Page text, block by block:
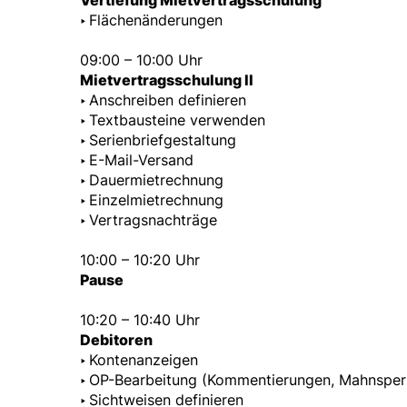
‣ Flächenänderungen
09:00 – 10:00 Uhr
Mietvertragsschulung II
‣ Anschreiben definieren
‣ Textbausteine verwenden
‣ Serienbriefgestaltung
‣ E-Mail-Versand
‣ Dauermietrechnung
‣ Einzelmietrechnung
‣ Vertragsnachträge
10:00 – 10:20 Uhr
Pause
10:20 – 10:40 Uhr
Debitoren
‣ Kontenanzeigen
‣ OP-Bearbeitung (Kommentierungen,
‣ Sichtweisen definieren